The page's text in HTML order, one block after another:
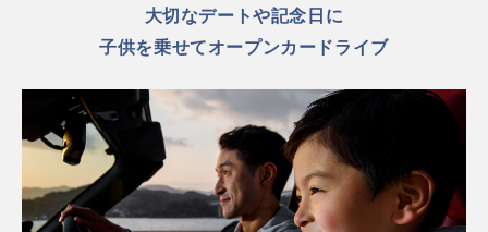
大切なデートや記念日に
子供を乗せてオープンカードライブ